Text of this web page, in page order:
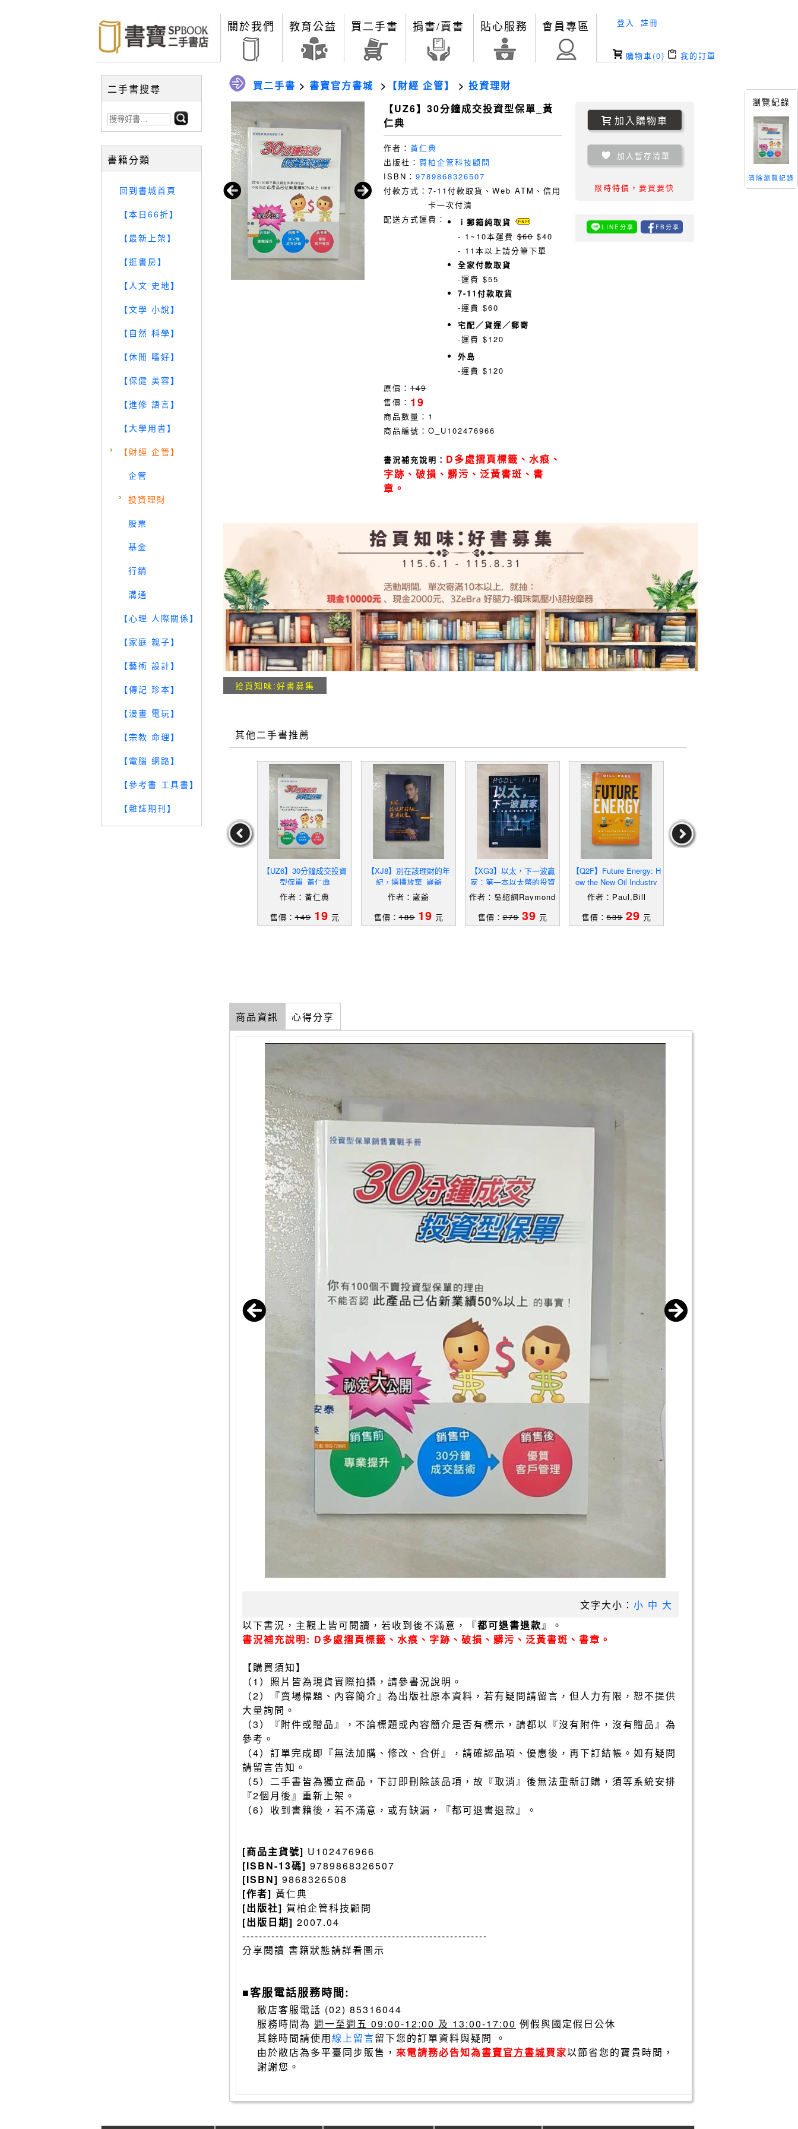
關於我們 教育公益 買二手書 捐書/賣書 貼心服務 會員專區 登入 註冊
購物車(0) 我的訂單
二手書搜尋
書籍分類
回到書城首頁
【本日66折】
【最新上架】
【逛書房】
【人文 史地】
【文學 小說】
【自然 科學】
【休閒 嗜好】
【保健 美容】
【進修 語言】
【大學用書】
【財經 企管】
企管
投資理財
股票
基金
行銷
溝通
【心理 人際關係】
【家庭 親子】
【藝術 設計】
【傳記 珍本】
【漫畫 電玩】
【宗教 命理】
【電腦 網路】
【參考書 工具書】
【雜誌期刊】
買二手書 > 書寶官方書城 > 【財經 企管】 > 投資理財
【UZ6】30分鐘成交投資型保單_黃
仁典
作者： 黃仁典
出版社： 賀柏企管科技顧問
ISBN： 9789868326507
付款方式： 7-11付款取貨、Web ATM、信用
卡一次付清
配送方式運費：
ｉ郵箱純取貨
- 1~10本運費 $60 $40
- 11本以上請分筆下單
全家付款取貨
-運費 $55
7-11付款取貨
-運費 $60
宅配／貨運／郵寄
-運費 $120
外島
-運費 $120
原價： 149
售價： 19
商品數量： 1
商品編號： O_U102476966
書況補充說明： D多處摺頁標籤、水痕、
字跡、破損、髒污、泛黃書斑、書
章。
加入購物車
加入暫存清單
限時特價，要買要快
LINE分享 FB分享
拾頁知味:好書募集
其他二手書推薦
【UZ6】30分鐘成交投資
型保單_黃仁典
作者：黃仁典
售價：149 19 元
【XJ8】別在該理財的年
紀，選擇放棄_崴爺
作者：崴爺
售價：189 19 元
【XG3】以太，下一波贏
家：第一本以太幣的投資
專書_吳紹綱 Raymond W
u
作者：吳紹綱Raymond
售價：279 39 元
【Q2F】Future Energy: H
ow the New Oil Industry
Will Change People, Poli
作者：Paul,Bill
售價：539 29 元
商品資訊 心得分享
文字大小： 小 中 大
以下書況，主觀上皆可閱讀，若收到後不滿意，『都可退書退款』。
書況補充說明: D多處摺頁標籤、水痕、字跡、破損、髒污、泛黃書斑、書章。
【購買須知】
（1）照片皆為現貨實際拍攝，請參書況說明。
（2）『賣場標題、內容簡介』為出版社原本資料，若有疑問請留言，但人力有限，恕不提供
大量詢問。
（3）『附件或贈品』，不論標題或內容簡介是否有標示，請都以『沒有附件，沒有贈品』為
參考。
（4）訂單完成即『無法加購、修改、合併』，請確認品項、優惠後，再下訂結帳。如有疑問
請留言告知。
（5）二手書皆為獨立商品，下訂即刪除該品項，故『取消』後無法重新訂購，須等系統安排
『2個月後』重新上架。
（6）收到書籍後，若不滿意，或有缺漏，『都可退書退款』。
[商品主貨號] U102476966
[ISBN-13碼] 9789868326507
[ISBN] 9868326508
[作者] 黃仁典
[出版社] 賀柏企管科技顧問
[出版日期] 2007.04
-----------------------------------------------------------
分享閱讀 書籍狀態請詳看圖示
■客服電話服務時間:
敝店客服電話 (02) 85316044
服務時間為 週一至週五 09:00-12:00 及 13:00-17:00 例假與國定假日公休
其餘時間請使用線上留言留下您的訂單資料與疑問 。
由於敝店為多平臺同步販售， 來電請務必告知為書寶官方書城買家以節省您的寶貴時間，
謝謝您。
瀏覽紀錄
清除瀏覽紀錄